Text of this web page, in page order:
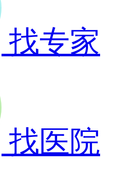
找专家
找医院